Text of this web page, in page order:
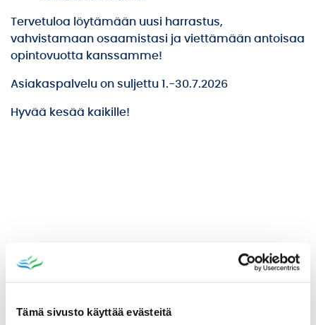
Tämä sivusto käyttää evästeitä
Tervetuloa löytämään uusi harrastus,
vahvistamaan osaamistasi ja viettämään antoisaa
opintovuotta kanssamme!
Asiakaspalvelu on suljettu 1.-30.7.2026
Hyvää kesää kaikille!